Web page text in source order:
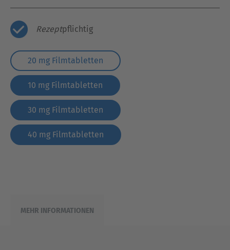
Rezeptpflichtig
20 mg Filmtabletten
10 mg Filmtabletten
30 mg Filmtabletten
40 mg Filmtabletten
MEHR INFORMATIONEN